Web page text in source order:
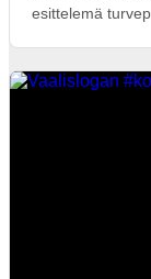
esittelemä